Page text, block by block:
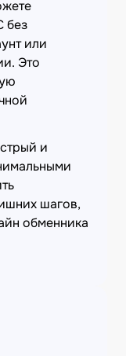
без
или
Это
и
шагов,
обменника